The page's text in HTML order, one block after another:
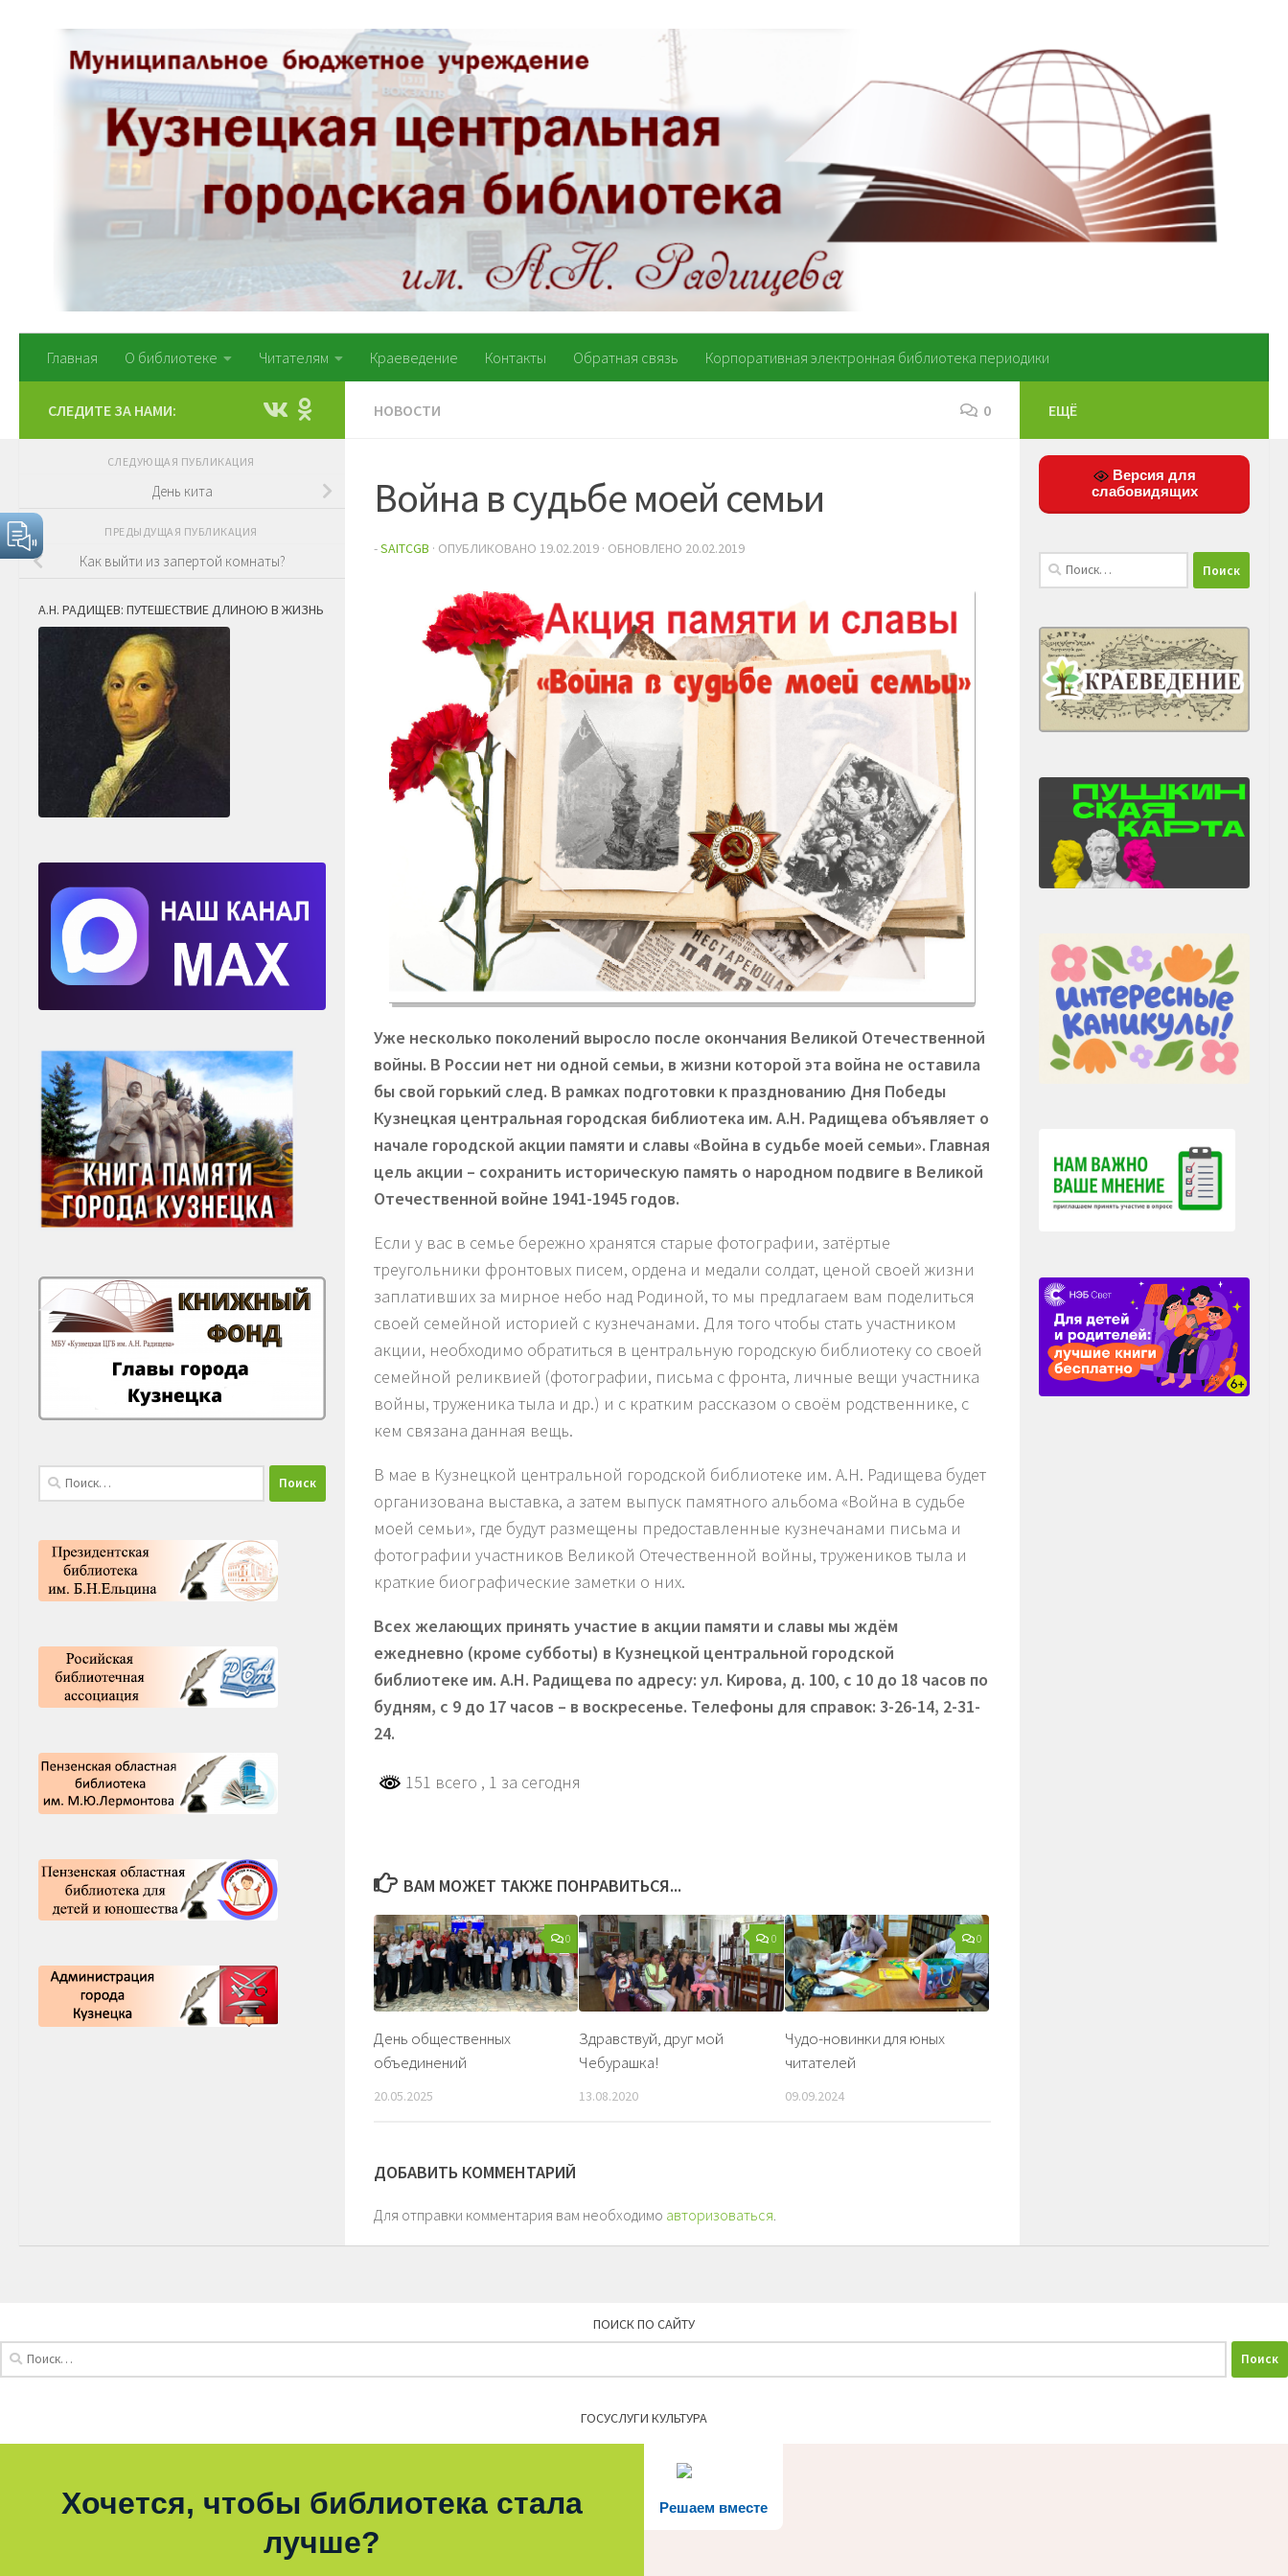
Перейти к содержимому
Главная О библиотеке Читателям Краеведение Контакты Обратная связь Корпоративная электронная библиотека периодики
НОВОСТИ 0
Война в судьбе моей семьи
-SAITCGB · ОПУБЛИКОВАНО 19.02.2019 · ОБНОВЛЕНО 20.02.2019
Уже несколько поколений выросло после окончания Великой Отечественной
войны. В России нет ни одной семьи, в жизни которой эта война не оставила
бы свой горький след. В рамках подготовки к празднованию Дня Победы
Кузнецкая центральная городская библиотека им. А.Н. Радищева объявляет о
начале городской акции памяти и славы «Война в судьбе моей семьи». Главная
цель акции – сохранить историческую память о народном подвиге в Великой
Отечественной войне 1941-1945 годов.
Если у вас в семье бережно хранятся старые фотографии, затёртые
треугольники фронтовых писем, ордена и медали солдат, ценой своей жизни
заплативших за мирное небо над Родиной, то мы предлагаем вам поделиться
своей семейной историей с кузнечанами. Для того чтобы стать участником
акции, необходимо обратиться в центральную городскую библиотеку со своей
семейной реликвией (фотографии, письма с фронта, личные вещи участника
войны, труженика тыла и др.) и с кратким рассказом о своём родственнике, с
кем связана данная вещь.
В мае в Кузнецкой центральной городской библиотеке им. А.Н. Радищева будет
организована выставка, а затем выпуск памятного альбома «Война в судьбе
моей семьи», где будут размещены предоставленные кузнечанами письма и
фотографии участников Великой Отечественной войны, тружеников тыла и
краткие биографические заметки о них.
Всех желающих принять участие в акции памяти и славы мы ждём
ежедневно (кроме субботы) в Кузнецкой центральной городской
библиотеке им. А.Н. Радищева по адресу: ул. Кирова, д. 100, с 10 до 18 часов по
будням, с 9 до 17 часов – в воскресенье. Телефоны для справок: 3-26-14, 2-31-
24.
151 всего , 1 за сегодня
ВАМ МОЖЕТ ТАКЖЕ ПОНРАВИТЬСЯ...
0
День общественных
объединений
20.05.2025
0
Здравствуй, друг мой
Чебурашка!
13.08.2020
0
Чудо-новинки для юных
читателей
09.09.2024
ДОБАВИТЬ КОММЕНТАРИЙ
Для отправки комментария вам необходимо авторизоваться
СЛЕДИТЕ ЗА НАМИ:
СЛЕДУЮЩАЯ ПУБЛИКАЦИЯ
День кита
ПРЕДЫДУЩАЯ ПУБЛИКАЦИЯ
Как выйти из запертой комнаты?
А.Н. РАДИЩЕВ: ПУТЕШЕСТВИЕ ДЛИНОЮ В ЖИЗНЬ
Найти:
ЕЩЁ
Версия для
слабовидящих
Найти:
ПОИСК ПО САЙТУ
ГОСУСЛУГИ КУЛЬТУРА
Решаем вместе
Хочется, чтобы библиотека стала
лучше?